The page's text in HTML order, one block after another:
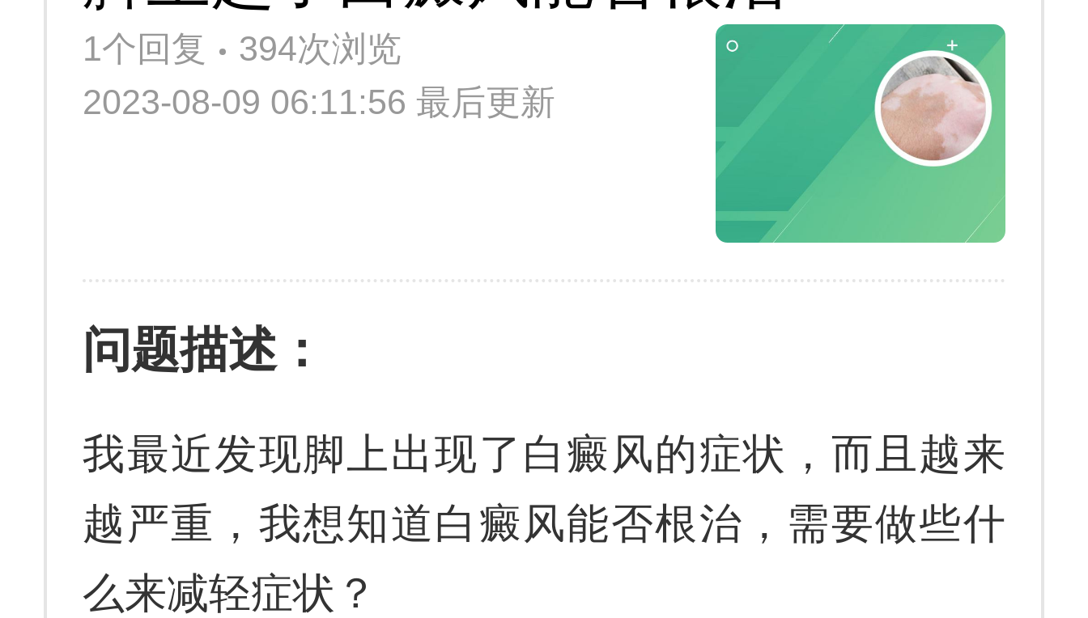
1个回复
394次浏览
2023-08-09 06:11:56 最后更新
问题描述：
我最近发现脚上出现了白癜风的症状，而且越来
越严重，我想知道白癜风能否根治，需要做些什
么来减轻症状？